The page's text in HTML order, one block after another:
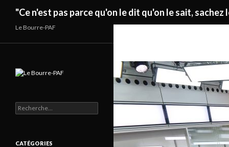
"Ce n'est pas parce qu'on le dit qu'on le sait, sachez
Le Bourre-PAF
Rechercher :
CATÉGORIES